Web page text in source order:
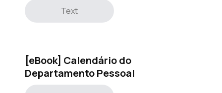
Text
[eBook] Calendário do
Departamento Pessoal